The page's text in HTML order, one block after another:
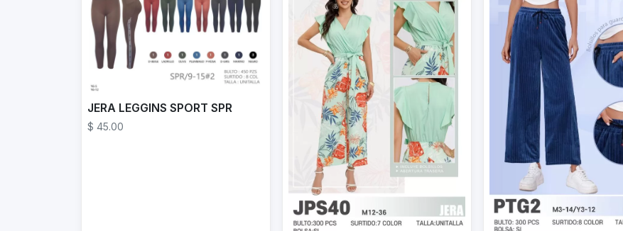
JERA LEGGINS SPORT SPR
$ 45.00